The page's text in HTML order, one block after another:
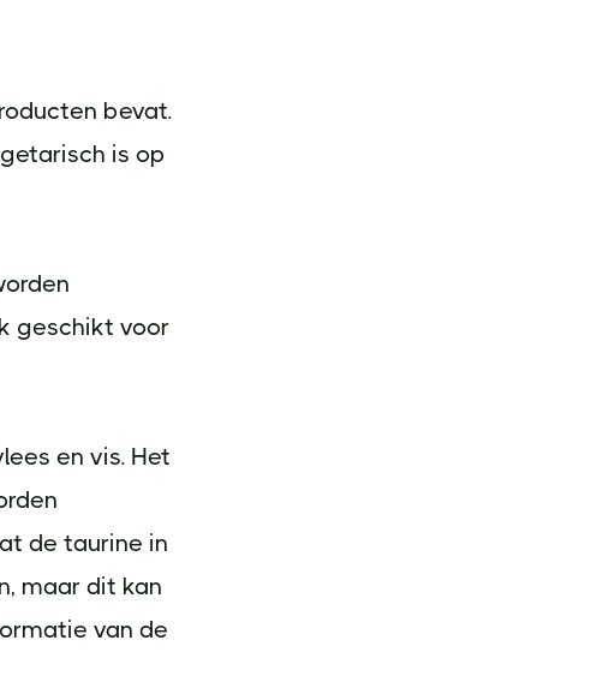
bevat.
is op
geschikt voor
en vis. Het
de taurine in
maar dit kan
van de